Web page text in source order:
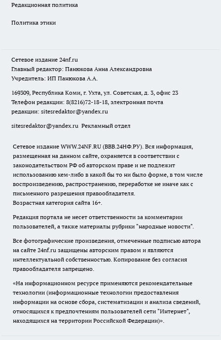
Редакционная политика
Политика этики
Сетевое издание 24nf.ru
Главный редактор: Панюкова Анна Александровна
Учредитель: ИП Панюкова А.А.
169309, Республика Коми, г. Ухта, ул. Советская, д. 3, офис 23
Телефон редакции: 8(8216)72-18-18, электронная почта
редакции: sitesredaktor@yandex.ru
sitesredaktor@yandex.ru Рекламный отдел
Сетевое издание WWW.24NF.RU (ВВВ.24НФ.РУ). Вся информация,
размещенная на данном сайте, охраняется в соответствии с
законодательством РФ об авторском праве и не подлежит
использованию кем-либо в какой бы то ни было форме, в том числе
воспроизведению, распространению, переработке не иначе как с
письменного разрешения правообладателя.
Возрастная категория сайта 16+.
Редакция портала не несет ответственности за комментарии
пользователей, а также материалы рубрики "народные новости".
Все фотографические произведения, отмеченные подписью автора
на сайте 24nf.ru защищены авторским правом и являются
интеллектуальной собственностью. Копирование без согласия
правообладателя запрещено.
«На информационном ресурсе применяются рекомендательные
технологии (информационные технологии предоставления
информации на основе сбора, систематизации и анализа сведений,
относящихся к предпочтениям пользователей сети "Интернет",
находящихся на территории Российской Федерации)».